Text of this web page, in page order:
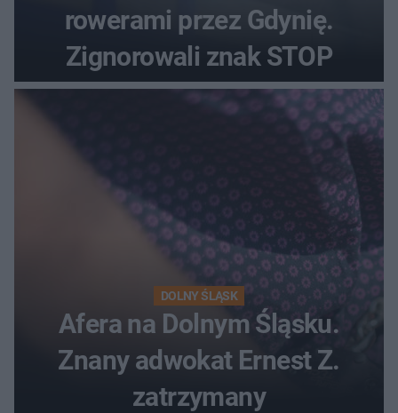
rowerami przez Gdynię.
Zignorowali znak STOP
DOLNY ŚLĄSK
Afera na Dolnym Śląsku.
Znany adwokat Ernest Z.
zatrzymany